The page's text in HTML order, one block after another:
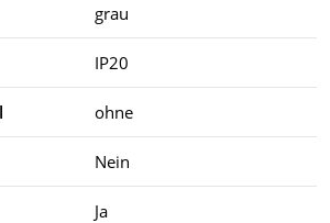
grau
IP20
ohne
Nein
Ja